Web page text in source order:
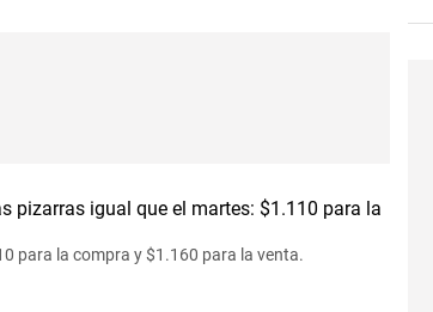
para la compra y $1.160 para la venta.